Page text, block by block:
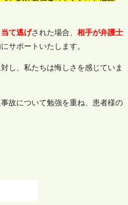
当て逃げされた場合、相手が弁護士
サポートいたします。
し、私たちは悔しさを感じていま
故について勉強を重ね、患者様の